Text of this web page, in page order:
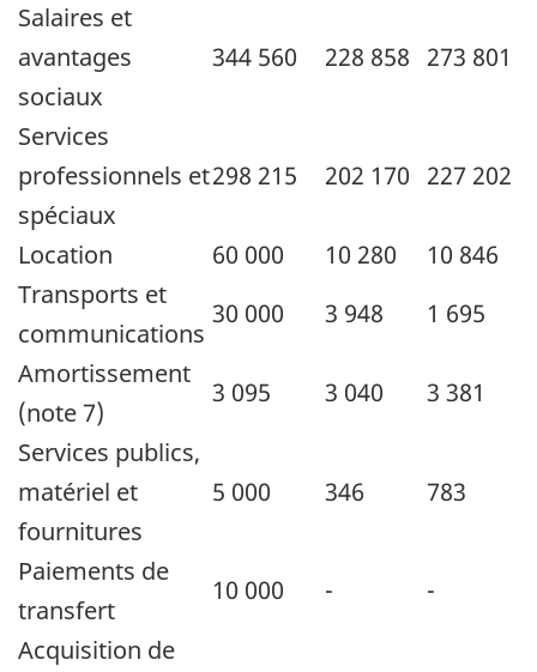
Salaires et
avantages
sociaux
344 560 228 858 273 801
Services
professionnels et
spéciaux
298 215 202 170 227 202
Location 60 000 10 280
10 846
Transports et
communications
30 000 3 948
1 695
Amortissement
(note 7)
3 095 3 040
3 381
Services publics,
matériel et
fournitures
5 000 346 783
Paiements de
transfert
10 000 -
-
Acquisition de